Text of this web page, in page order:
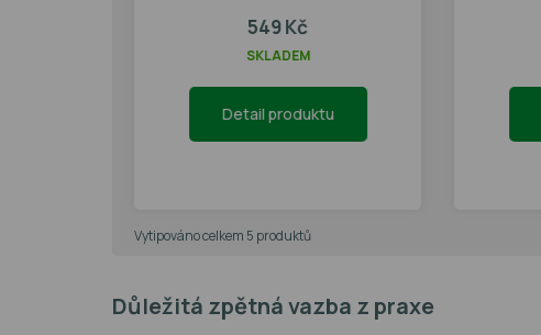
549 Kč
SKLADEM
Detail produktu
Vytipováno celkem 5 produktů
Důležitá zpětná vazba z praxe